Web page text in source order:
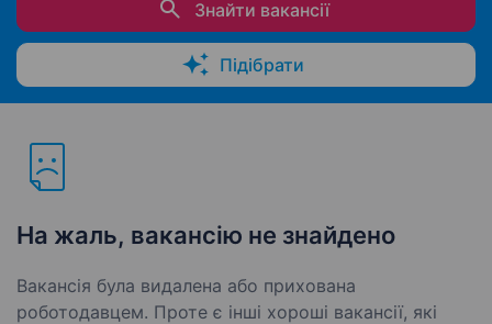
Знайти вакансії
Підібрати
На жаль, вакансію не знайдено
Вакансія була видалена або прихована
роботодавцем. Проте є інші хороші вакансії, які